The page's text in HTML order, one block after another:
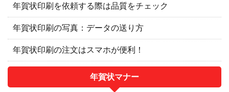
年賀状印刷を依頼する際は品質をチェック
年賀状印刷の写真：データの送り方
年賀状印刷の注文はスマホが便利！
年賀状マナー